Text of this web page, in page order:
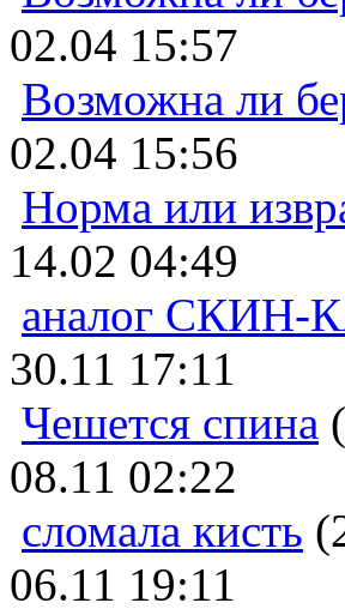
02.04 15:57
Возможна ли
02.04 15:56
Норма или
14.02 04:49
аналог СКИН-
30.11 17:11
Чешется спина
08.11 02:22
сломала кисть
06.11 19:11